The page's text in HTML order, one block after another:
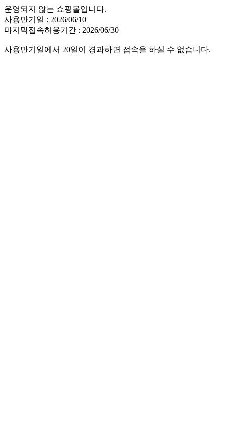
운영되지 않는 쇼핑몰입니다.
사용만기일 : 2026/06/10
마지막접속허용기간 : 2026/06/30
사용만기일에서 20일이 경과하면 접속을 하실 수 없습니다.